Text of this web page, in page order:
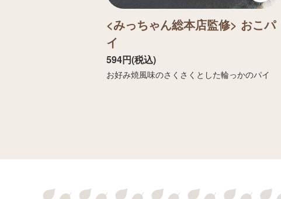
<みっちゃん総本店監修> おこパ
イ
594円(税込)
お好み焼風味のさくさくとした輪っかのパイ